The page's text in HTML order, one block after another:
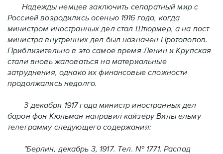
Надежды немцев заключить сепаратный мир с
Россией возродились осенью 1916 года, когда
министром иностранных дел стал Штюрмер, а на пост
министра внутренних дел был назначен Протопопов.
Приблизительно в это самое время Ленин и Крупская
стали вновь жаловаться на материальные
затруднения, однако их финансовые сложности
продолжались недолго.
3 декабря 1917 года министр иностранных дел
барон фон Кюльман направил кайзеру Вильгельму
телеграмму следующего содержания:
"Берлин, декабрь 3, 1917. Тел. № 1771. Распад